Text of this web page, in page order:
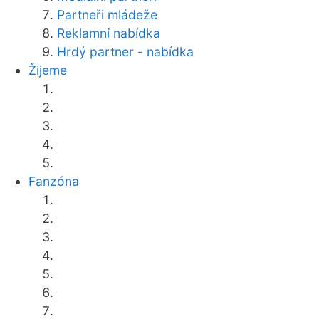
Partneři mládeže
Reklamní nabídka
Hrdý partner - nabídka
Žijeme
Fanzóna